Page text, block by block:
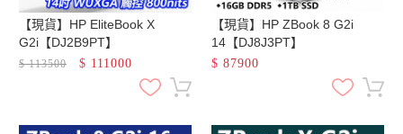
【現貨】HP EliteBook X
G2i【DJ2B9PT】
$113500 $ 111000
【現貨】HP ZBook 8 G2i
14【DJ8J3PT】
$ 87900